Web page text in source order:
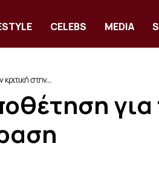
CELEBS MEDIA
στην...
για